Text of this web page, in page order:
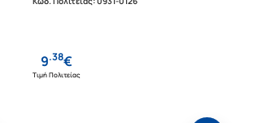
9.38€
Τιμή Πολιτείας